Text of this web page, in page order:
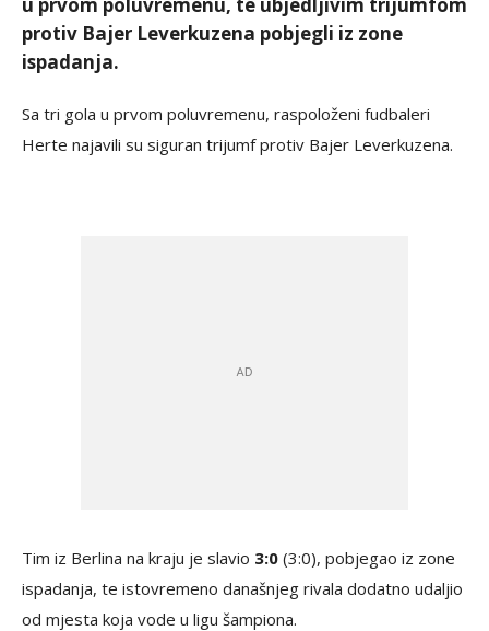
protiv Bajer Leverkuzena pobjegli iz zone
ispadanja.
Sa tri gola u prvom poluvremenu, raspoloženi fudbaleri
Herte najavili su siguran trijumf protiv Bajer Leverkuzena.
Tim iz Berlina na kraju je slavio 3:0 (3:0), pobjegao iz zone
ispadanja, te istovremeno današnjeg rivala dodatno udaljio
od mjesta koja vode u ligu šampiona.